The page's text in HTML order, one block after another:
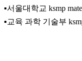
▪️서울대학교 ksmp
▪️교육 과학 기술부